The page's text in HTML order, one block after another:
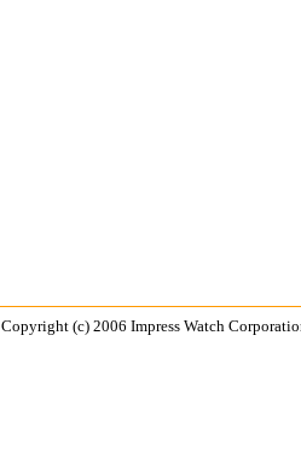
Copyright (c) 2006 Impress Watch